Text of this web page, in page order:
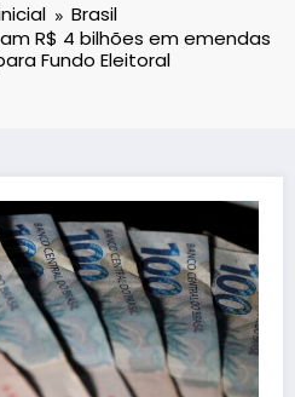
Brasil
R$ 4 bilhões em emendas
Fundo Eleitoral